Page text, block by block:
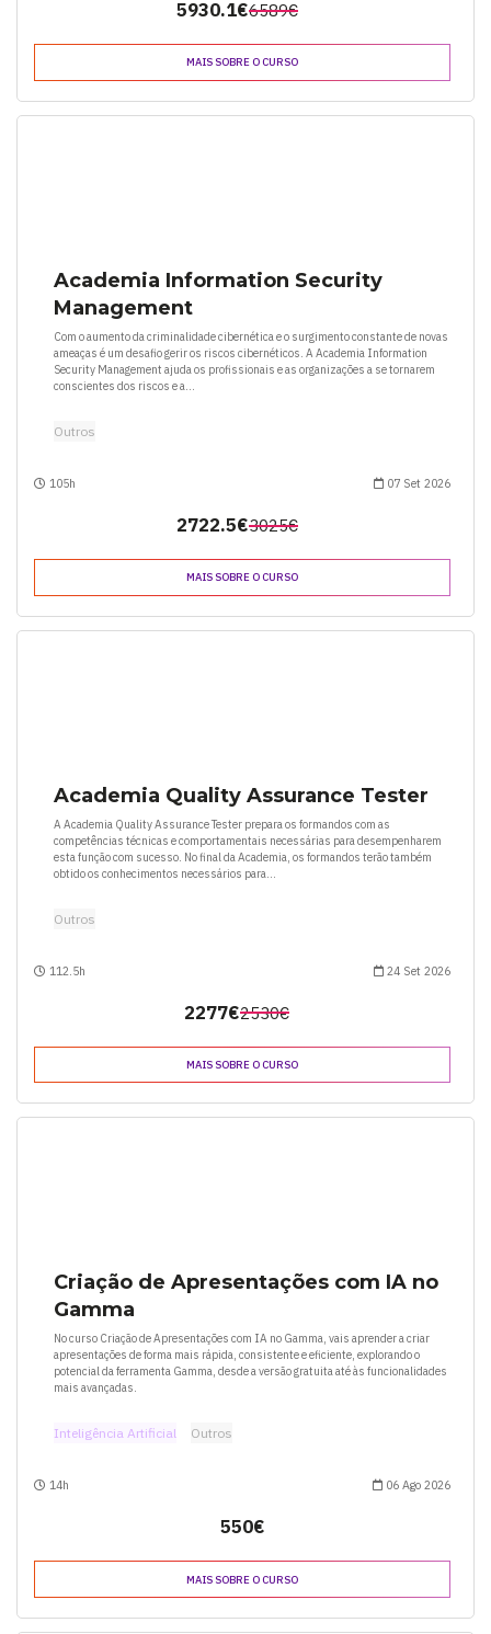
6589€
5930.1€
MAIS SOBRE O CURSO
Academia Information Security
Management
Com o aumento da criminalidade cibernética e o surgimento constante de novas
ameaças é um desafio gerir os riscos cibernéticos. A Academia Information
Security Management ajuda os profissionais e as organizações a se tornarem
conscientes dos riscos e a...
Outros
105h 07 Set 2026
3025€
2722.5€
MAIS SOBRE O CURSO
Academia Quality Assurance Tester
A Academia Quality Assurance Tester prepara os formandos com as
competências técnicas e comportamentais necessárias para desempenharem
esta função com sucesso. No final da Academia, os formandos terão também
obtido os conhecimentos necessários para...
Outros
112.5h 24 Set 2026
2530€
2277€
MAIS SOBRE O CURSO
Criação de Apresentações com IA no
Gamma
No curso Criação de Apresentações com IA no Gamma, vais aprender a criar
apresentações de forma mais rápida, consistente e eficiente, explorando o
potencial da ferramenta Gamma, desde a versão gratuita até às funcionalidades
mais avançadas.
Inteligência Artificial Outros
14h 06 Ago 2026
550€
MAIS SOBRE O CURSO